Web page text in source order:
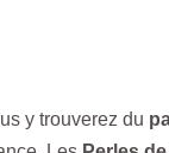
y trouverez du